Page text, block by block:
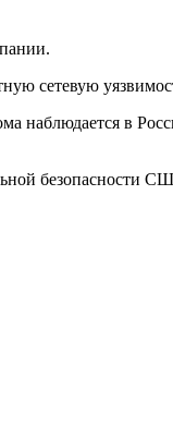
сетевую
наблюдается в
безопасности